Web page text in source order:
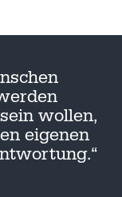
wollen,
eigenen